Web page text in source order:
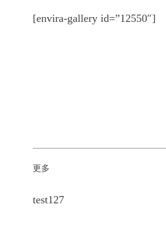
[envira-gallery id=”12550″]
更多
test127